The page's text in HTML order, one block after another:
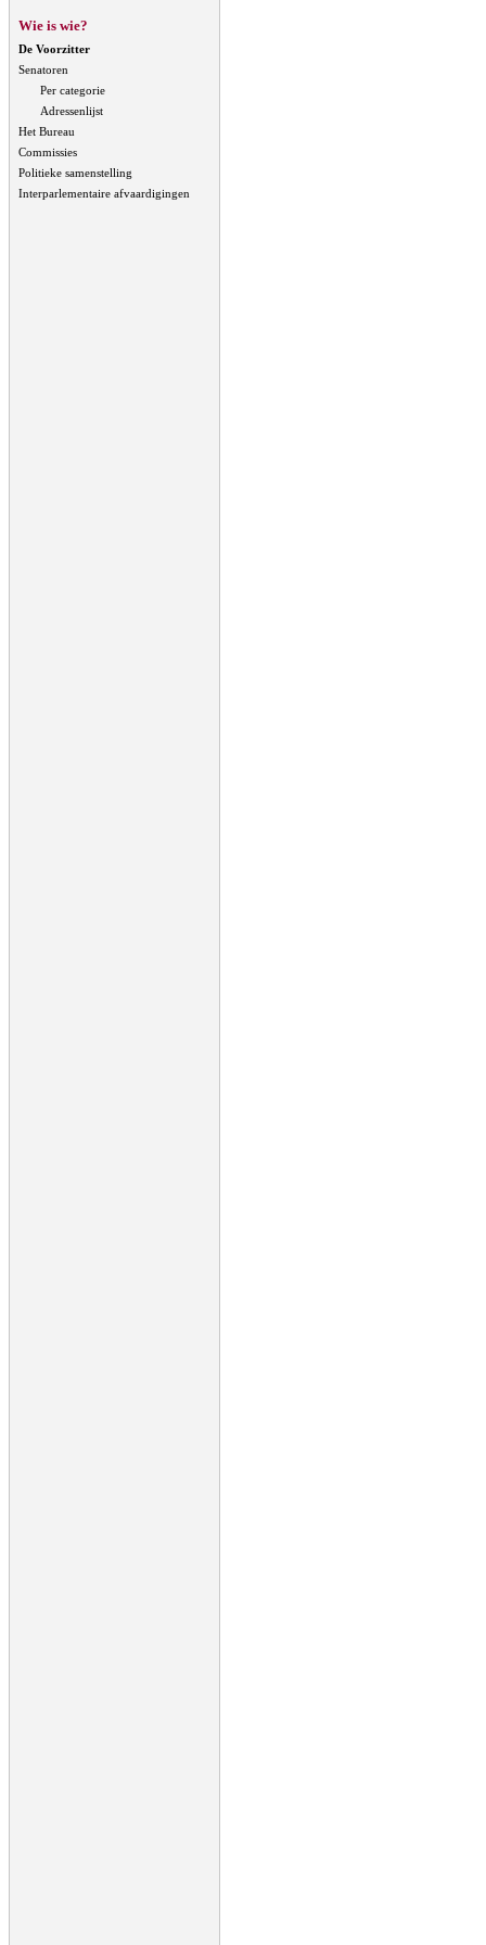
Wie is wie?
De Voorzitter
Senatoren
Per categorie
Adressenlijst
Het Bureau
Commissies
Politieke samenstelling
Interparlementaire afvaardigingen